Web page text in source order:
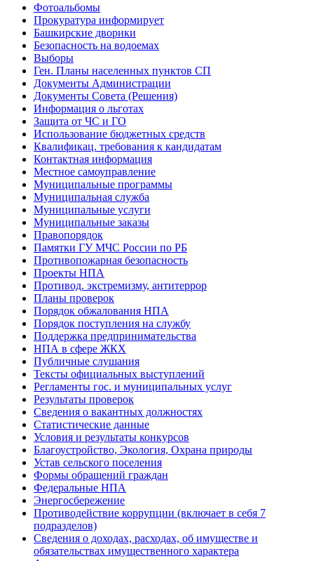
Фотоальбомы
Прокуратура информирует
Башкирские дворики
Безопасность на водоемах
Выборы
Ген. Планы населенных пунктов СП
Документы Администрации
Документы Совета (Решения)
Информация о льготах
Защита от ЧС и ГО
Использование бюджетных средств
Квалификац. требования к кандидатам
Контактная информация
Местное самоуправление
Муниципальные программы
Муниципальная служба
Муниципальные услуги
Муниципальные заказы
Правопорядок
Памятки ГУ МЧС России по РБ
Противопожарная безопасность
Проекты НПА
Противод. экстремизму, антитеррор
Планы проверок
Порядок обжалования НПА
Порядок поступления на службу
Поддержка предпринимательства
НПА в сфере ЖКХ
Публичные слушания
Тексты официальных выступлений
Регламенты гос. и муниципальных услуг
Результаты проверок
Сведения о вакантных должностях
Статистические данные
Условия и результаты конкурсов
Благоустройство, Экология, Охрана природы
Устав сельского поселения
Формы обращений граждан
Федеральные НПА
Энергосбережение
Противодействие коррупции (включает в себя 7
подразделов)
Сведения о доходах, расходах, об имуществе и
обязательствах имущественного характера